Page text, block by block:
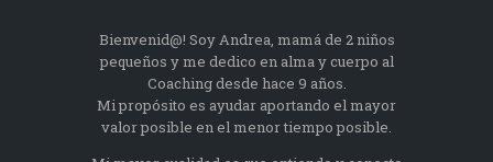
Bienvenid@! Soy Andrea, mamá de 2 niños
pequeños y me dedico en alma y cuerpo al
Coaching desde hace 9 años.
Mi propósito es ayudar aportando el mayor
valor posible en el menor tiempo posible.